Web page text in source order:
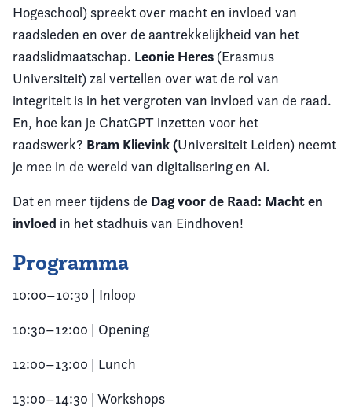
Hogeschool) spreekt over macht en invloed van
raadsleden en over de aantrekkelijkheid van het
raadslidmaatschap. Leonie Heres (Erasmus
Universiteit) zal vertellen over wat de rol van
integriteit is in het vergroten van invloed van de raad.
En, hoe kan je ChatGPT inzetten voor het
raadswerk? Bram Klievink (Universiteit Leiden) neemt
je mee in de wereld van digitalisering en AI.
Dat en meer tijdens de Dag voor de Raad: Macht en
invloed in het stadhuis van Eindhoven!
Programma
10:00–10:30 | Inloop
10:30–12:00 | Opening
12:00–13:00 | Lunch
13:00–14:30 | Workshops